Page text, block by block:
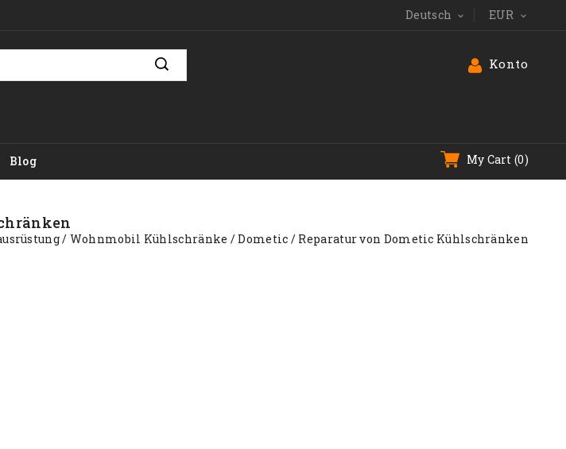
Deutsch  EUR 
Konto
My Cart (0)
Blog
Wohnmobil Kühlschränke Dometic Reparatur von Dometic Kühlschränken